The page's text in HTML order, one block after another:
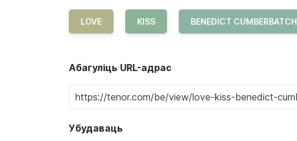
LOVE KISS BENEDICT CUMBERBATCH
Абагуліць URL-адрас
Убудаваць